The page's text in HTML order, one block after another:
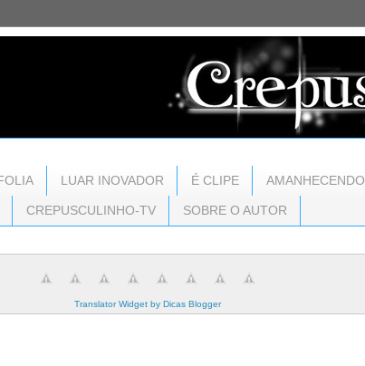
LUAR INOVADOR É CLIPE AMANHECENDO
CREPUSCULINHO-TV SOBRE O AUTOR
Translator Widget by Dicas Blogger